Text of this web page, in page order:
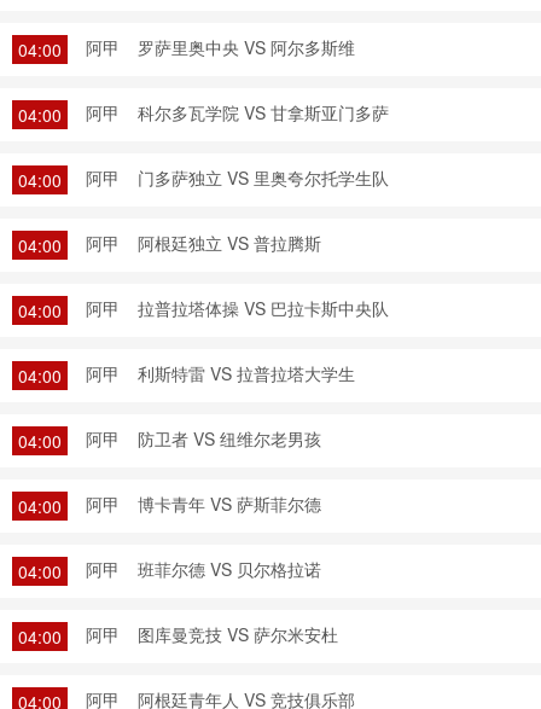
04:00 阿甲 罗萨里奥中央 VS 阿尔多斯维
04:00 阿甲 科尔多瓦学院 VS 甘拿斯亚门多萨
04:00 阿甲 门多萨独立 VS 里奥夸尔托学生队
04:00 阿甲 阿根廷独立 VS 普拉腾斯
04:00 阿甲 拉普拉塔体操 VS 巴拉卡斯中央队
04:00 阿甲 利斯特雷 VS 拉普拉塔大学生
04:00 阿甲 防卫者 VS 纽维尔老男孩
04:00 阿甲 博卡青年 VS 萨斯菲尔德
04:00 阿甲 班菲尔德 VS 贝尔格拉诺
04:00 阿甲 图库曼竞技 VS 萨尔米安杜
04:00 阿甲 阿根廷青年人 VS 竞技俱乐部